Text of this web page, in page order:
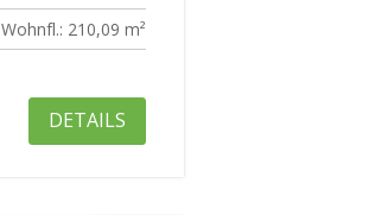
Wohnfl.: 210,09 m²
DETAILS